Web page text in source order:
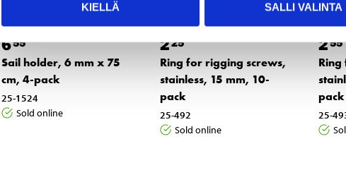
KIELLÄ SALLI VALINTA
655
Sail holder, 6 mm x 75
cm, 4-pack
25-1524
Sold online
225
Ring for rigging screws,
stainless, 15 mm, 10-
pack
25-492
Sold online
255
pack
25-